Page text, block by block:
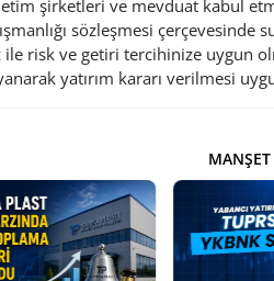
şirketleri ve mevduat kabul
sözleşmesi
risk ve getiri tercihinize uygun
yatırım kararı verilmesi